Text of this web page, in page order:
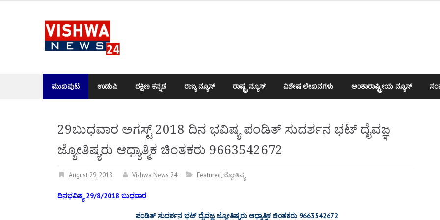
ಮುಖಪುಟ ಉಡುಪಿ ದಕ್ಷಿಣ ಕನ್ನಡ ರಾಜ್ಯ ನ್ಯೂಸ್ ರಾಷ್ಟ್ರ ನ್ಯೂಸ್ ವಿಶೇಷ ಲೇಖನಗಳು ಅಂತಾರಾಷ್ಟ್ರೀಯ ನ್ಯೂಸ್
29ಬುಧವಾರ ಅಗಸ್ಟ್ 2018 ದಿನ ಭವಿಷ್ಯ ಪಂಡಿತ್ ಸುದರ್ಶನ ಭಟ್ ದೈವಜ್ಞ
ಜ್ಯೋತಿಷ್ಯರು ಆಧ್ಯಾತ್ಮಿಕ ಚಿಂತಕರು 9663542672
August 29, 2018 Vishwa News 24 Featured,ಜ್ಯೋತಿಷ್ಯ
ದಿನಭವಿಷ್ಯ 29/8/2018 ಬುಧವಾರ
ಪಂಡಿತ್ ಸುದರ್ಶನ ಭಟ್ ದೈವಜ್ಞ ಜ್ಯೋತಿಷ್ಯರು ಆಧ್ಯಾತ್ಮಿಕ ಚಿಂತಕರು 9663542672